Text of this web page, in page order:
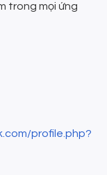
trong mọi ứng
profile.php?